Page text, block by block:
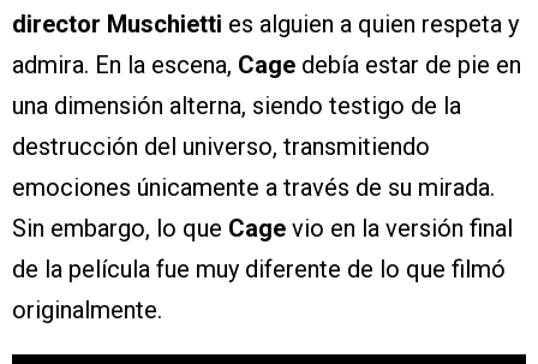
director Muschietti es alguien a quien respeta y
admira. En la escena, Cage debía estar de pie en
una dimensión alterna, siendo testigo de la
destrucción del universo, transmitiendo
emociones únicamente a través de su mirada.
Sin embargo, lo que Cage vio en la versión final
de la película fue muy diferente de lo que filmó
originalmente.